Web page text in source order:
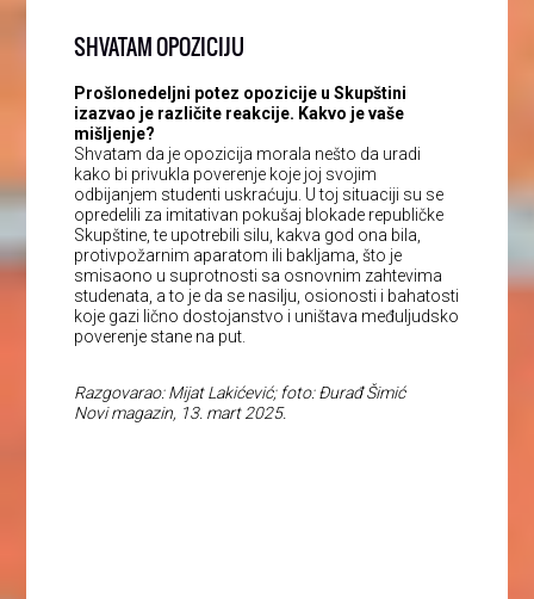
SHVATAM OPOZICIJU
Prošlonedeljni potez opozicije u Skupštini
izazvao je različite reakcije. Kakvo je vaše
mišljenje?
Shvatam da je opozicija morala nešto da uradi
kako bi privukla poverenje koje joj svojim
odbijanjem studenti uskraćuju. U toj situaciji su se
opredelili za imitativan pokušaj blokade republičke
Skupštine, te upotrebili silu, kakva god ona bila,
protivpožarnim aparatom ili bakljama, što je
smisaono u suprotnosti sa osnovnim zahtevima
studenata, a to je da se nasilju, osionosti i bahatosti
koje gazi lično dostojanstvo i uništava međuljudsko
poverenje stane na put.
Razgovarao: Mijat Lakićević; foto: Đurađ Šimić
Novi magazin, 13. mart 2025.